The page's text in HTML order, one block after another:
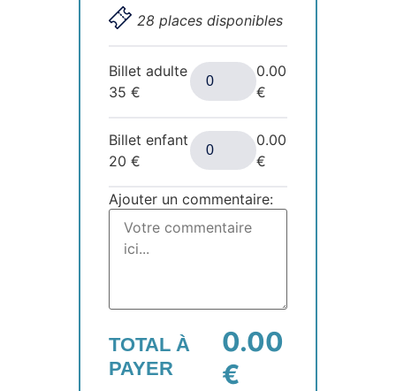
28 places disponibles
Billet adulte
35€
0.00
€
Billet enfant
20€
0.00
€
Ajouter un commentaire:
TOTAL À
PAYER
0.00
€